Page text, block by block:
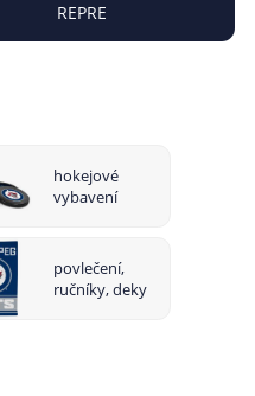
hokejové
vybavení
povlečení,
ručníky, deky
REPRE